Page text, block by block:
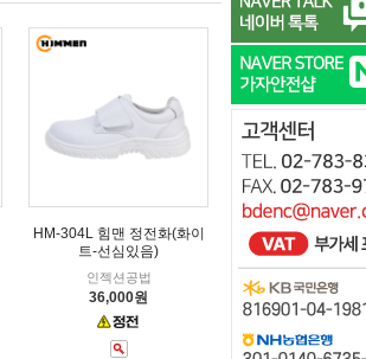
HM-304L 힘맨 정전화(화이
트-선심있음)
인젝션공법
36,000원